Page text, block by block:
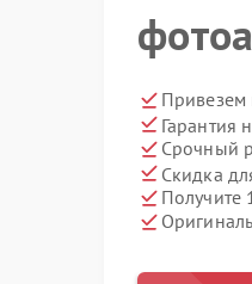
Привезем
Гарантия
Срочный
Скидка
Получите